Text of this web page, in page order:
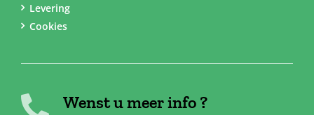
Levering
Cookies
Wenst u meer info ?